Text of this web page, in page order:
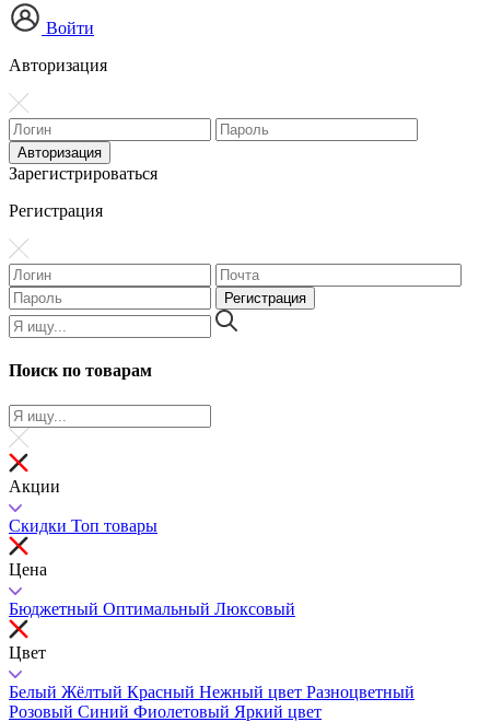
Войти
Авторизация
Зарегистрироваться
Регистрация
Поиск по товарам
Акции
Скидки Топ товары
Цена
Бюджетный Оптимальный Люксовый
Цвет
Белый Жёлтый Красный Нежный цвет Разноцветный
Розовый Синий Фиолетовый Яркий цвет